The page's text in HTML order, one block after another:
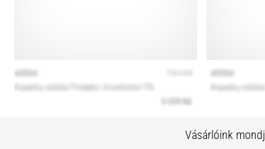
Vásárlóink